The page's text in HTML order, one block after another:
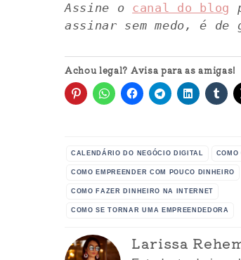
Assine o canal do blog
assinar sem medo, é de
Achou legal? Avisa para as amigas!
CALENDÁRIO DO NEGÓCIO DIGITAL COMO
COMO EMPREENDER COM POUCO DINHEIRO
COMO FAZER DINHEIRO NA INTERNET
COMO SE TORNAR UMA EMPREENDEDORA
Larissa